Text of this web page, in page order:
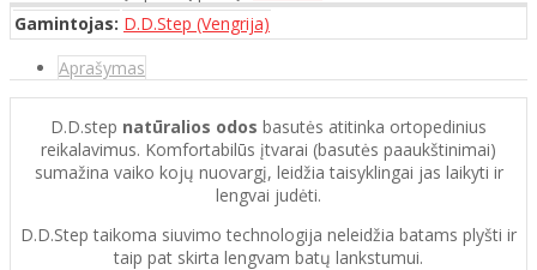
Gamintojas: D.D.Step (Vengrija)
Aprašymas
D.D.step natūralios odos basutės atitinka ortopedinius
reikalavimus. Komfortabilūs įtvarai (basutės paaukštinimai)
sumažina vaiko kojų nuovargį, leidžia taisyklingai jas laikyti ir
lengvai judėti.
D.D.Step taikoma siuvimo technologija neleidžia batams plyšti ir
taip pat skirta lengvam batų lankstumui.